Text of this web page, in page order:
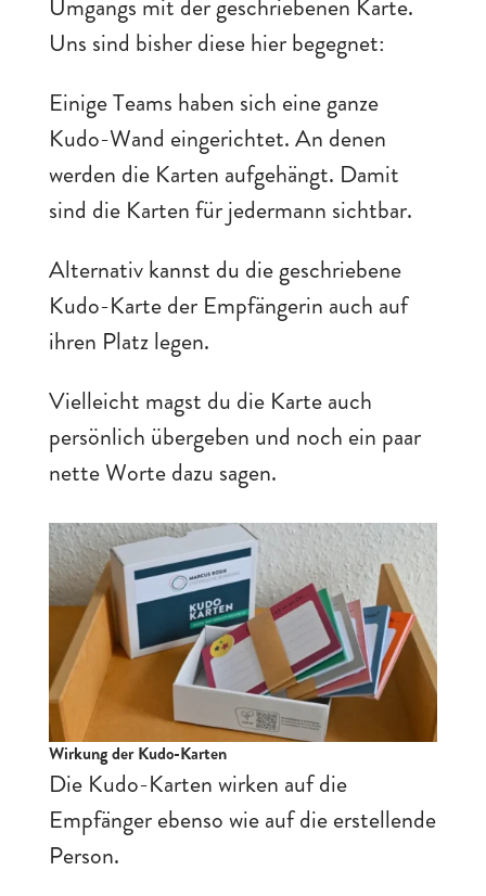
Umgangs mit der geschriebenen Karte.
Uns sind bisher diese hier begegnet:
Einige Teams haben sich eine ganze
Kudo-Wand eingerichtet. An denen
werden die Karten aufgehängt. Damit
sind die Karten für jedermann sichtbar.
Alternativ kannst du die geschriebene
Kudo-Karte der Empfängerin auch auf
ihren Platz legen.
Vielleicht magst du die Karte auch
persönlich übergeben und noch ein paar
nette Worte dazu sagen.
Wirkung der Kudo-Karten
Die Kudo-Karten wirken auf die
Empfänger ebenso wie auf die erstellende
Person.